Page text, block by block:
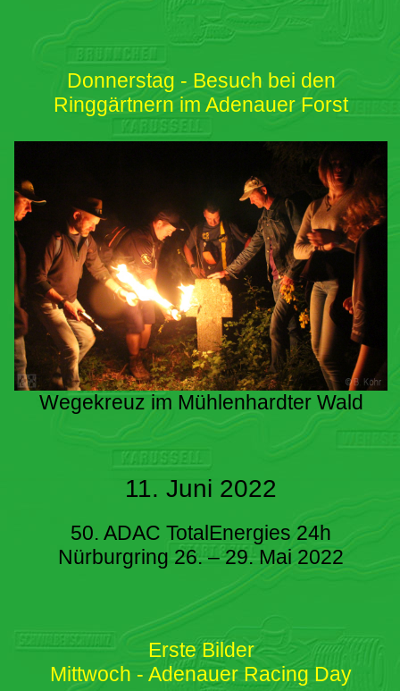
Donnerstag - Besuch bei den
Ringgärtnern im Adenauer Forst
Wegekreuz im Mühlenhardter Wald
11. Juni 2022
50. ADAC TotalEnergies 24h
Nürburgring 26. – 29. Mai 2022
Erste Bilder
Mittwoch - Adenauer Racing Day